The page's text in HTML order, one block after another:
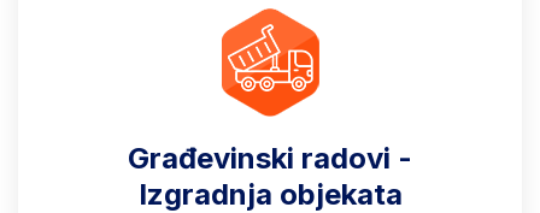
Građevinski radovi -
Izgradnja objekata